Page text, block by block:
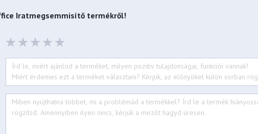
Iratmegsemmisítő termékről!